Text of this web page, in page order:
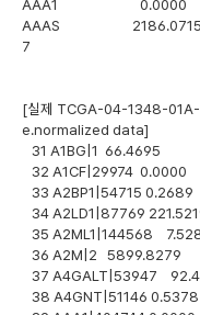
AAA1
AAAS
7
[실제 TCGA-04-1348-
e.normalized data]
31 A1BG|1 66.4695
32 A1CF|29974 0.0000
33 A2BP1|54715 0.2689
34 A2LD1|87769
35 A2ML1|144568
36 A2M|2 5899.8279
37 A4GALT|53947
38 A4GNT|51146 0.5378